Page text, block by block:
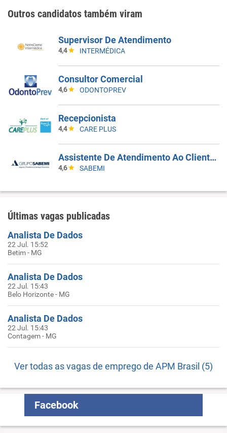
Outros candidatos também viram
Supervisor De Atendimento
4,4 INTERMÉDICA
Consultor Comercial
4,6 ODONTOPREV
Recepcionista
4,4 CARE PLUS
Assistente De Atendimento Ao Cliente - SAC
4,6 SABEMI
Últimas vagas publicadas
Analista De Dados
22 Jul. 15:52
Betim - MG
Analista De Dados
22 Jul. 15:43
Belo Horizonte - MG
Analista De Dados
22 Jul. 15:43
Contagem - MG
Ver todas as vagas de emprego de APM Brasil (5)
Facebook